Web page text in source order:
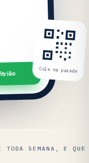
Cole na parede
TODA SEMANA, E QUE